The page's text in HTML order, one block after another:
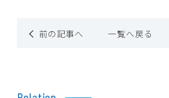
前の記事へ 一覧へ戻る